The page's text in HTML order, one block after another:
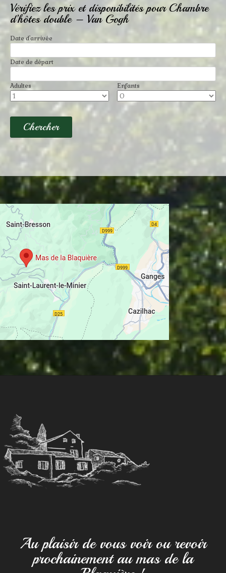
Vérifiez les prix et disponibilités pour Chambre
d’hôtes double – Van Gogh
Date d'arrivée
Date de départ
Adultes Enfants
Au plaisir de vous voir ou revoir
prochainement au mas de la